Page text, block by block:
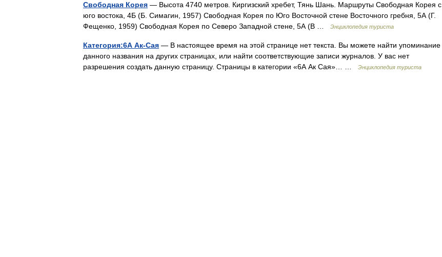
Свободная Корея — Высота 4740 метров. Киргизский хребет, Тянь Шань. Маршруты Свободная Корея с
юго востока, 4Б (Б. Симагин, 1957) Свободная Корея по Юго Восточной стене Восточного гребня, 5А (Г.
Фещенко, 1959) Свободная Корея по Северо Западной стене, 5А (В …
Энциклопедия туриста
Категория:6А Ак-Сая — В настоящее время на этой странице нет текста. Вы можете найти упоминание
данного названия на других страницах, или найти соответствующие записи журналов. У вас нет
разрешения создать данную страницу. Страницы в категории «6А Ак Сая»… …
Энциклопедия туриста